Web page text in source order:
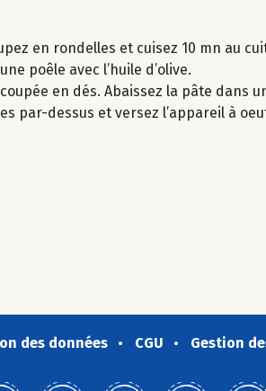
en rondelles et cuisez 10 mn au
poêle avec l’huile d’olive.
en dés. Abaissez la pâte dans
par-dessus et versez l’appareil à
des données CGU Gestion